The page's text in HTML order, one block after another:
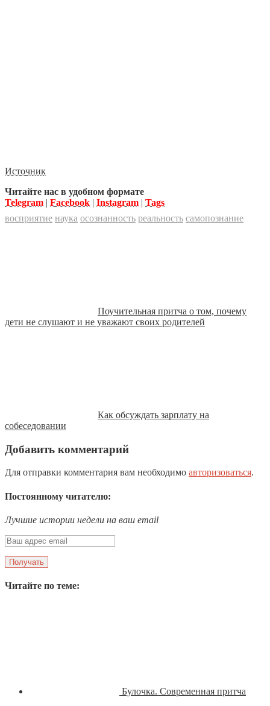
Источник
Читайте нас в удобном формате
Telegram | Facebook | Instagram | Tags
восприятие наука осознанность реальность самопознание
Поучительная притча о том, почему
дети не слушают и не уважают своих родителей
Как обсуждать зарплату на
собеседовании
Добавить комментарий
Для отправки комментария вам необходимо авторизоваться.
Постоянному читателю:
Лучшие истории недели на ваш email
Читайте по теме:
Булочка. Современная притча